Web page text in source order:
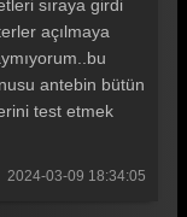
sıraya girdi
açılmaya
antebin bütün
test etmek
2024-03-09 18:34:05